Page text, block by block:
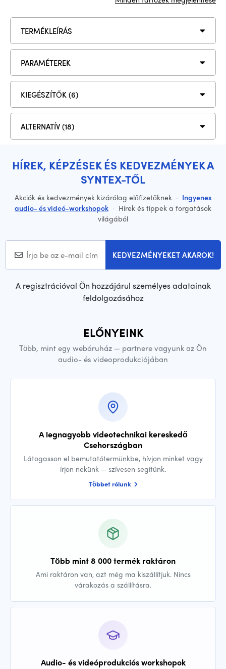
TERMÉKLEÍRÁS
PARAMÉTEREK
KIEGÉSZÍTŐK (6)
ALTERNATÍV (18)
HÍREK, KÉPZÉSEK ÉS KEDVEZMÉNYEK A
SYNTEX-TŐL
Akciók és kedvezmények kizárólag előfizetőknek · Ingyenes
audio- és videó-workshopok · Hírek és tippek a forgatások
világából
KEDVEZMÉNYEKET AKAROK!
A regisztrációval Ön hozzájárul személyes adatainak
feldolgozásához
ELŐNYEINK
Több, mint egy webáruház — partnere vagyunk az Ön
audio- és videoprodukciójában
A legnagyobb videotechnikai kereskedő
Csehországban
Látogasson el bemutatótermünkbe, hívjon minket vagy
írjon nekünk — szívesen segítünk.
Többet rólunk
Több mint 8 000 termék raktáron
Ami raktáron van, azt még ma kiszállítjuk. Nincs
várakozás a szállításra.
Audio- és videóprodukciós workshopok